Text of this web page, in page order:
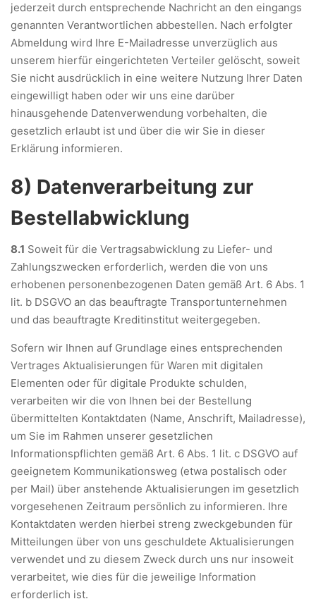
jederzeit durch entsprechende Nachricht an den eingangs
genannten Verantwortlichen abbestellen. Nach erfolgter
Abmeldung wird Ihre E-Mailadresse unverzüglich aus
unserem hierfür eingerichteten Verteiler gelöscht, soweit
Sie nicht ausdrücklich in eine weitere Nutzung Ihrer Daten
eingewilligt haben oder wir uns eine darüber
hinausgehende Datenverwendung vorbehalten, die
gesetzlich erlaubt ist und über die wir Sie in dieser
Erklärung informieren.
8) Datenverarbeitung zur
Bestellabwicklung
8.1 Soweit für die Vertragsabwicklung zu Liefer- und
Zahlungszwecken erforderlich, werden die von uns
erhobenen personenbezogenen Daten gemäß Art. 6 Abs. 1
lit. b DSGVO an das beauftragte Transportunternehmen
und das beauftragte Kreditinstitut weitergegeben.
Sofern wir Ihnen auf Grundlage eines entsprechenden
Vertrages Aktualisierungen für Waren mit digitalen
Elementen oder für digitale Produkte schulden,
verarbeiten wir die von Ihnen bei der Bestellung
übermittelten Kontaktdaten (Name, Anschrift, Mailadresse),
um Sie im Rahmen unserer gesetzlichen
Informationspflichten gemäß Art. 6 Abs. 1 lit. c DSGVO auf
geeignetem Kommunikationsweg (etwa postalisch oder
per Mail) über anstehende Aktualisierungen im gesetzlich
vorgesehenen Zeitraum persönlich zu informieren. Ihre
Kontaktdaten werden hierbei streng zweckgebunden für
Mitteilungen über von uns geschuldete Aktualisierungen
verwendet und zu diesem Zweck durch uns nur insoweit
verarbeitet, wie dies für die jeweilige Information
erforderlich ist.